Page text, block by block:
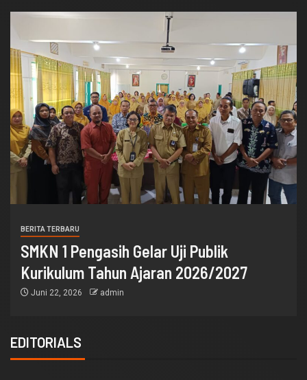
Tiga Siswa SMKN 1 Pengasih Raih
Penghargaan Penulisan Cerita Anak
Berbahasa Jawa Tahun 2026
EDITORIALS